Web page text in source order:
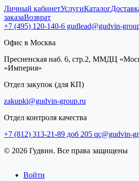
Личный кабинетУслугиКаталог
заказаВозврат
+7 (495) 120-140-6 gudlead@gudvin-
Офис в Москва
Пресненская наб. 6, стр.2, ММДЦ
«Империя»
Отдел закупок (для КП)
zakupki@gudvin-group.ru
Отдел контроля качества
+7 (812) 313-21-89 доб 205 qc@gudvin-
© 2026 Гудвин. Все права защищены
Войти